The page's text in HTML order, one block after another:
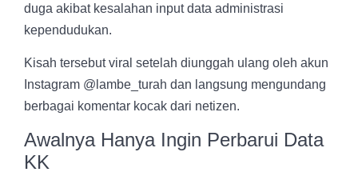
duga akibat kesalahan input data administrasi
kependudukan.
Kisah tersebut viral setelah diunggah ulang oleh akun
Instagram @lambe_turah dan langsung mengundang
berbagai komentar kocak dari netizen.
Awalnya Hanya Ingin Perbarui Data
KK